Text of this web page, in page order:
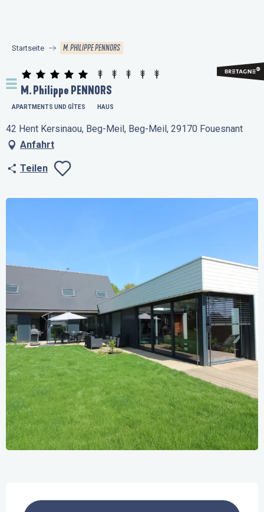
principal
Startseite M. PHILIPPE PENNORS
M. Philippe PENNORS
APARTMENTS UND GÎTES HAUS
42 Hent Kersinaou, Beg-Meil, Beg-Meil, 29170 Fouesnant
Anfahrt
Teilen